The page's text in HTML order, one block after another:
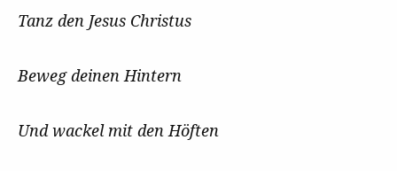
Tanz den Jesus Christus
Beweg deinen Hintern
Und wackel mit den Höften